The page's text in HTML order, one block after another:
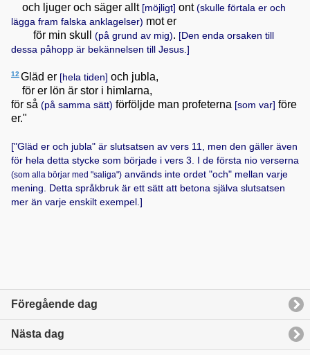
och ljuger och säger allt [möjligt] ont (skulle förtala er och
lägga fram falska anklagelser) mot er
för min skull (på grund av mig). [Den enda orsaken till
dessa påhopp är bekännelsen till Jesus.]
12 Gläd er [hela tiden] och jubla,
för er lön är stor i himlarna,
för så (på samma sätt) förföljde man profeterna [som var] före
er."
["Gläd er och jubla" är slutsatsen av vers 11, men den gäller även
för hela detta stycke som började i vers 3. I de första nio verserna
(som alla börjar med "saliga") används inte ordet "och" mellan varje
mening. Detta språkbruk är ett sätt att betona själva slutsatsen
mer än varje enskilt exempel.]
Föregående dag
Nästa dag